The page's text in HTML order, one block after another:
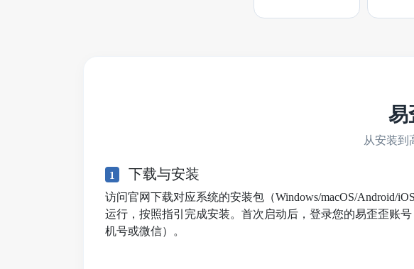
易
从安装到
1 下载与安装
访问官网下载对应系统的安装包（Windows/macOS/Android/
运行，按照指引完成安装。首次启动后，登录您的易歪歪账
机号或微信）。